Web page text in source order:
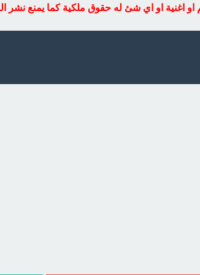
اغنية او اي شئ له حقوق ملكية كما يمنع نشر